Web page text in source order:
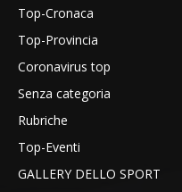
Top-Cronaca
Top-Provincia
Coronavirus top
Senza categoria
Rubriche
Top-Eventi
GALLERY DELLO SPORT